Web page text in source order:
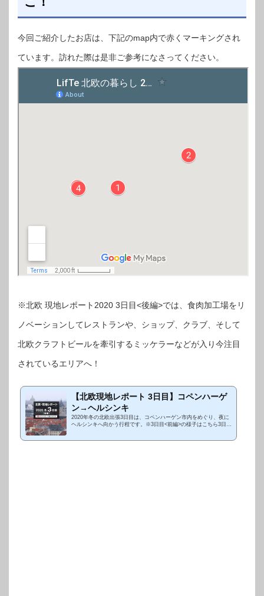
今回ご紹介したお店は、下記のmap内で赤くマーキングされ
ています。訪れた際は是非ご参考になさってください。
※北欧 現地レポート2020 3日目<後編>では、食肉加工場をリ
ノベーションしてレストランや、ショップ、クラブ、そして
北欧クラフトビールを牽引するミッケラーなどが入り今注目
されているエリアへ！
【北欧現地レポート 3日目】コペンハーゲ
ン→ヘルシンキ
2020年冬の北欧出張3日目は、コペンハーゲン市内をめぐり、夜に
ヘルシンキへ向かう行程です。※3日目<前編>の様子はこちら3日目